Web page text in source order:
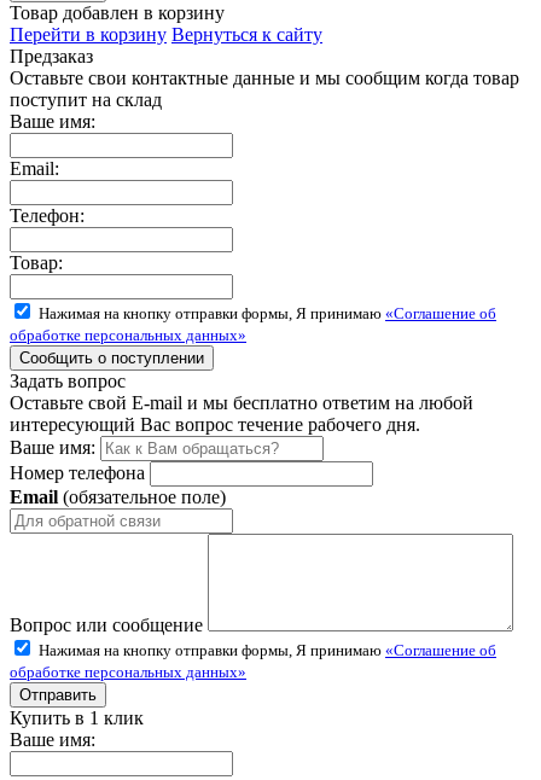
Товар добавлен в корзину
Перейти в корзину Вернуться к сайту
Предзаказ
Оставьте свои контактные данные и мы сообщим когда товар
поступит на склад
Ваше имя:
Email:
Телефон:
Товар:
Нажимая на кнопку отправки формы, Я принимаю «Соглашение об
обработке персональных данных»
Задать вопрос
Оставьте свой E-mail и мы бесплатно ответим на любой
интересующий Вас вопрос течение рабочего дня.
Ваше имя:
Номер телефона
Email (обязательное поле)
Вопрос или сообщение
Нажимая на кнопку отправки формы, Я принимаю «Соглашение об
обработке персональных данных»
Купить в 1 клик
Ваше имя: